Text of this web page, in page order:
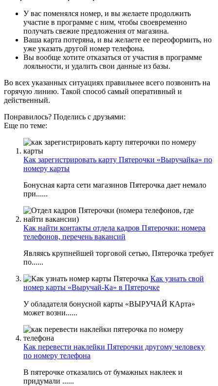
У вас поменялся номер, и вы желаете продолжить
участие в программе с ним, чтобы своевременно
получать свежие предложения от магазина.
Ваша карта потеряна, и вы желаете ее переоформить, но
уже указать другой номер телефона.
Вы вообще хотите отказаться от участия в программе
лояльности, и удалить свои данные из базы.
Во всех указанных ситуациях правильнее всего позвонить на
горячую линию. Такой способ самый оперативный и
действенный.
Понравилось? Поделись с друзьями:
Еще по теме:
Как зарегистрировать карту Пятерочки «Выручайка» по
номеру карты
Бонусная карта сети магазинов Пятерочка дает немало
при......
Как найти контакты отдела кадров Пятерочки: номера
телефонов, перечень вакансий
Являясь крупнейшей торговой сетью, Пятерочка требует
по......
Как узнать свой
номер карты «Выручай-Ка» в Пятерочке
У обладателя бонусной карты «ВЫРУЧАЙ КАрта»
может возни......
Как перевести наклейки Пятерочки другому человеку
по номеру телефона
В пятерочке отказались от бумажных наклеек и
придумали ......